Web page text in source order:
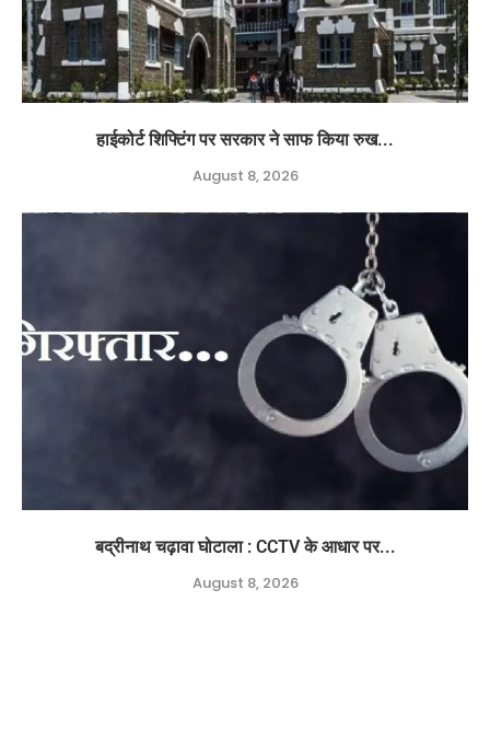
हाईकोर्ट शिफ्टिंग पर सरकार ने साफ किया रुख...
August 8, 2026
बद्रीनाथ चढ़ावा घोटाला : CCTV के आधार पर...
August 8, 2026